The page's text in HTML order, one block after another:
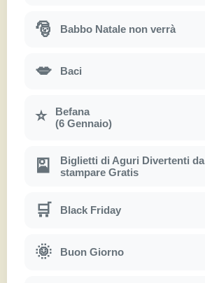
🎅 Babbo Natale non verrà
💋 Baci
⭐
Befana
(6 Gennaio)
🎴
Biglietti di Aguri Divertenti da
stampare Gratis
🛒 Black Friday
🌞 Buon Giorno